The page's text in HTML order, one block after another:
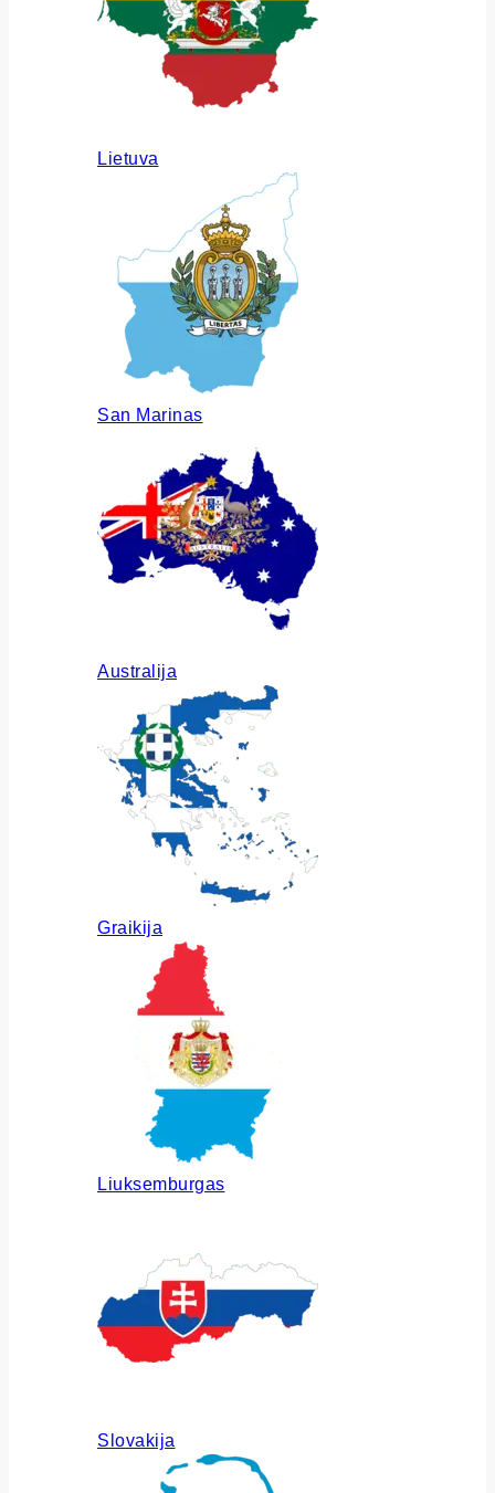
Lietuva
San Marinas
Australija
Graikija
Liuksemburgas
Slovakija